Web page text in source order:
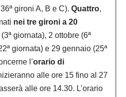
gironi A, B e C). Quattro,
nei tre gironi a 20
giornata), 2 ottobre (6ª
giornata) e 29 gennaio (25ª
l’orario di
alle ore 15 fino al 27
alle ore 14.30. L’orario